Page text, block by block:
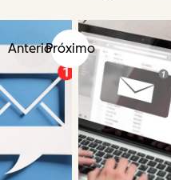
AnteriorPróximo